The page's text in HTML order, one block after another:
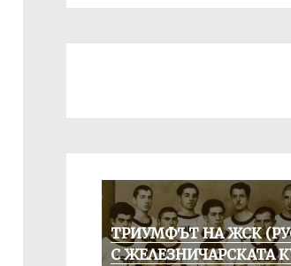
ТРИУМФЪТ НА ЖСК
С ЖЕЛЕЗНИЧАРСКАТА